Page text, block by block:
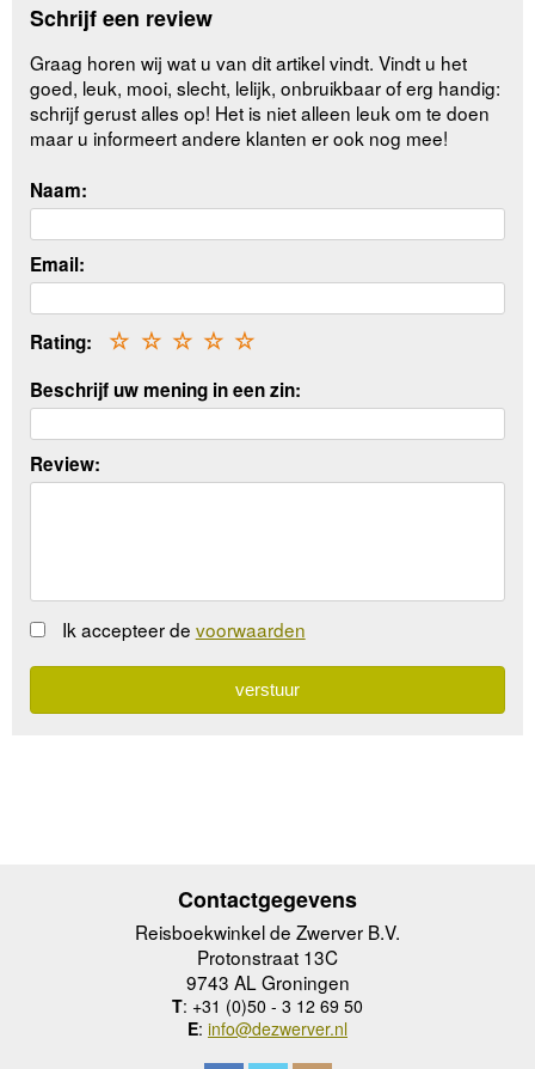
Schrijf een review
Graag horen wij wat u van dit artikel vindt. Vindt u het
goed, leuk, mooi, slecht, lelijk, onbruikbaar of erg handig:
schrijf gerust alles op! Het is niet alleen leuk om te doen
maar u informeert andere klanten er ook nog mee!
Naam:
Email:
Rating: ☆
☆
☆
☆
☆
Beschrijf uw mening in een zin:
Review:
Ik accepteer de voorwaarden
Contactgegevens
Reisboekwinkel de Zwerver B.V.
Protonstraat 13C
9743 AL Groningen
T: +31 (0)50 - 3 12 69 50
E: info@dezwerver.nl